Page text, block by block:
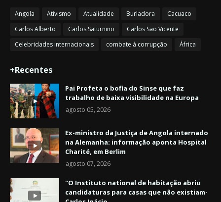
Angola Ativismo Atualidade Burladora
Cacuaco
Carlos Alberto
Carlos Saturnino
Carlos São Vicente
Celebridades internacionais
combate à corrupção África
+Recentes
Pai Profeta o bofia do Sinse que faz
trabalho de baixa visibilidade na Europa
agosto 05, 2026
Ex-ministro da Justiça de Angola internado
na Alemanha: informação aponta Hospital
Charité, em Berlim
agosto 07, 2026
"O Instituto national de habitação abriu
candidaturas para casas que não existiam-